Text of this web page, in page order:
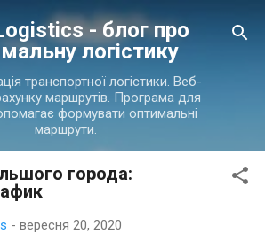
до основного вмісту
- блог про
логістику
транспортної логістики. Веб-
маршрутів. Програма для
формувати оптимальні
маршрути.
города:
- вересня 20, 2020